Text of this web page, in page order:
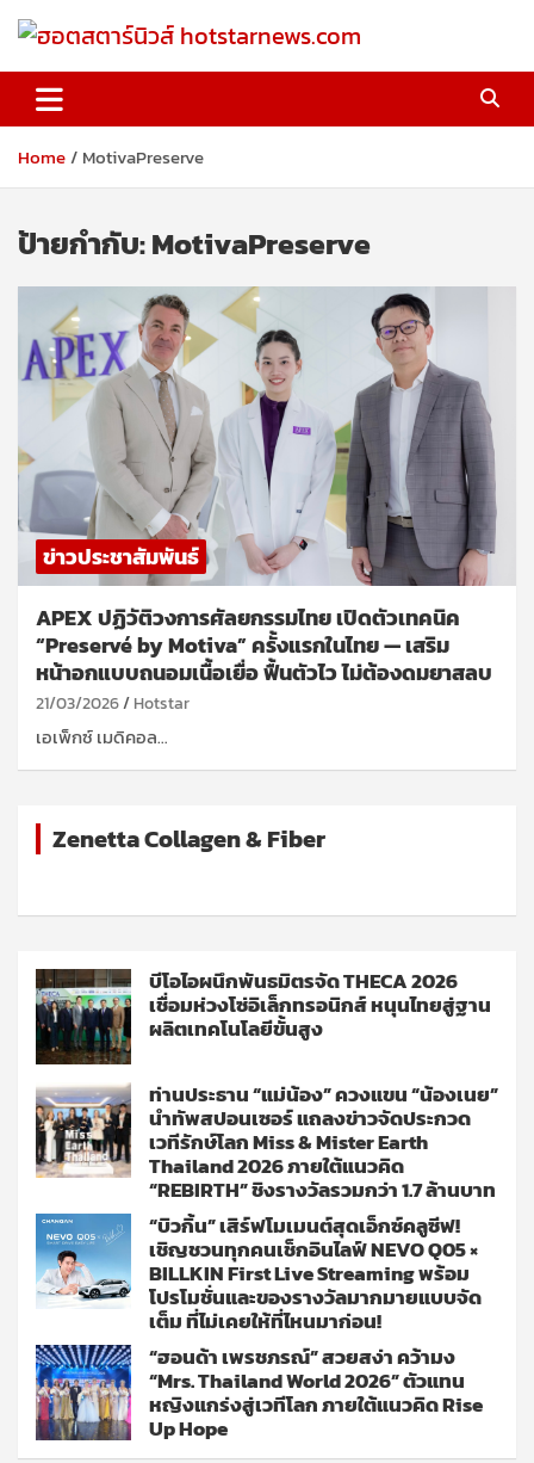
ฮอตสตาร์นิวส์ hotstarnews.com
Home MotivaPreserve
ป้ายกำกับ:MotivaPreserve
ข่าวประชาสัมพันธ์
APEX ปฏิวัติวงการศัลยกรรมไทย เปิดตัวเทคนิค
“Preservé by Motiva” ครั้งแรกในไทย — เสริม
หน้าอกแบบถนอมเนื้อเยื่อ ฟื้นตัวไว ไม่ต้องดมยาสลบ
21/03/2026 Hotstar
เอเพ็กซ์ เมดิคอล…
Zenetta Collagen & Fiber
บีโอไอผนึกพันธมิตรจัด THECA 2026
เชื่อมห่วงโซ่อิเล็กทรอนิกส์ หนุนไทยสู่ฐาน
ผลิตเทคโนโลยีขั้นสูง
ท่านประธาน “แม่น้อง” ควงแขน “น้องเนย”
นำทัพสปอนเซอร์ แถลงข่าวจัดประกวด
เวทีรักษ์โลก Miss & Mister Earth
Thailand 2026 ภายใต้แนวคิด
“REBIRTH” ชิงรางวัลรวมกว่า 1.7 ล้านบาท
“บิวกิ้น” เสิร์ฟโมเมนต์สุดเอ็กซ์คลูซีฟ!
เชิญชวนทุกคนเช็กอินไลฟ์ NEVO Q05 ×
BILLKIN First Live Streaming พร้อม
โปรโมชั่นและของรางวัลมากมายแบบจัด
เต็ม ที่ไม่เคยให้ที่ไหนมาก่อน!
“ฮอนด้า เพรชภรณ์” สวยสง่า คว้ามง
“Mrs. Thailand World 2026” ตัวแทน
หญิงแกร่งสู่เวทีโลก ภายใต้แนวคิด Rise
Up Hope